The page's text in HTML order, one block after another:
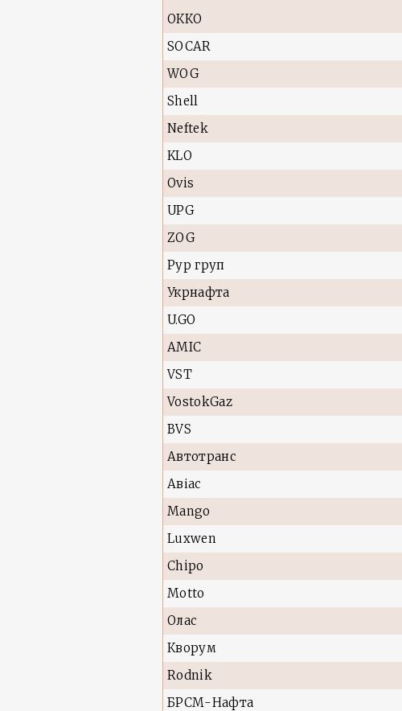
ОККО
SOCAR
WOG
Shell
Neftek
KLO
Ovis
UPG
ZOG
Рур груп
Укрнафта
U.GO
AMIC
VST
VostokGaz
BVS
Автотранс
Авіас
Mango
Luxwen
Chipo
Motto
Олас
Кворум
Rodnik
БРСМ-Нафта